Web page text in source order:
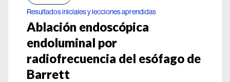
Resultados iniciales y lecciones aprendidas
Ablación endoscópica
endoluminal por
radiofrecuencia del esófago de
Barrett